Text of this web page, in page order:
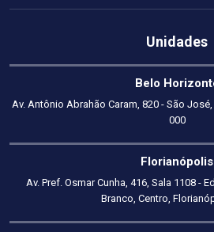
Unidades
Belo
Av. Antônio Abrahão Caram, 820 - São
000
Florianópolis
Av. Pref. Osmar Cunha, 416, Sala 1108 -
Branco, Centro,